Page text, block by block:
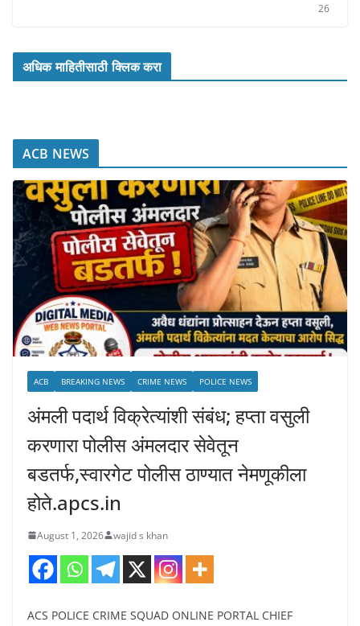
26
अधिक माहितीसाठी क्लिक करा
ACB NEWS
ACB BREAKING NEWS CRIME NEWS POLICE NEWS
अंमली पदार्थ विक्रेत्यांशी संबंध; हप्ता वसुली
करणारा पोलीस अंमलदार सेवेतून
बडतर्फ,स्वारगेट पोलीस ठाण्यात नेमणूकीला
होते.apcs.in
August 1, 2026 wajid s khan
ACS POLICE CRIME SQUAD ONLINE PORTAL CHIEF